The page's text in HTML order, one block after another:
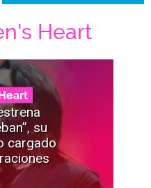
Heart
su
cargado